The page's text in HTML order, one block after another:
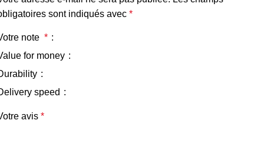
sont indiqués avec *
note *
for money
speed
avis *